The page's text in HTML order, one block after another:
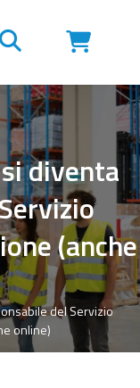
si diventa
(anche
del Servizio
online)